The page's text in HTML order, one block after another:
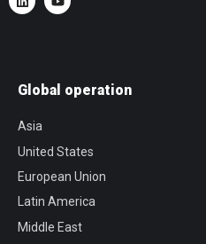
Global operation
Asia
United States
European Union
Latin America
Middle East